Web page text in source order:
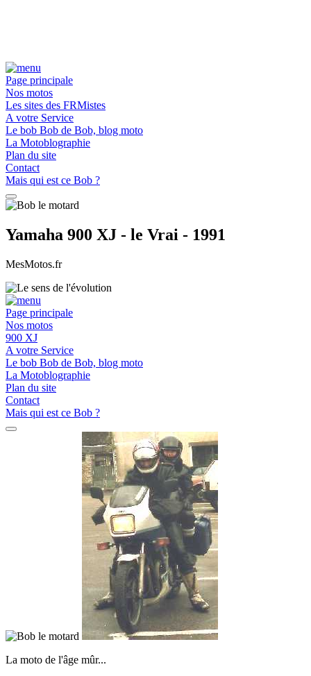
Page principale
Nos motos
Les sites des FRMistes
A votre Service
Le bob Bob de Bob, blog moto
La Motoblographie
Plan du site
Contact
Mais qui est ce Bob ?
Yamaha 900 XJ - le Vrai - 1991
MesMotos.fr
Page principale
Nos motos
900 XJ
A votre Service
Le bob Bob de Bob, blog moto
La Motoblographie
Plan du site
Contact
Mais qui est ce Bob ?
La moto de l'âge mûr...